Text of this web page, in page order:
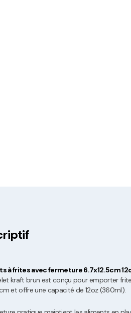
à frites avec fermeture 6.7x12.5cm
kraft brun est conçu pour emporter
cm et offre une capacité de 12oz (360ml).